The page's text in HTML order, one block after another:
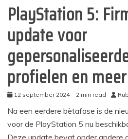
PlayStation 5:
update voor
profielen en meer
12 september 2024 2 min read
Na een eerdere bètafase is de
voor de PlayStation 5 nu